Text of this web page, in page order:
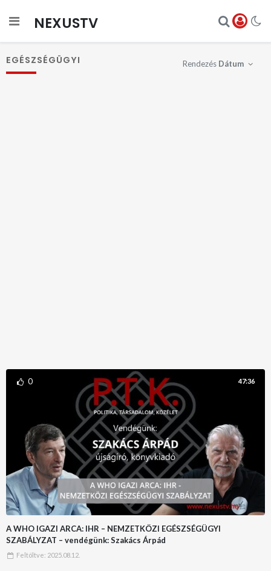
NEXUSTV
EGÉSZSÉGÜGYI Rendezés Dátum
47:36
0
A WHO IGAZI ARCA: IHR – NEMZETKÖZI EGÉSZSÉGÜGYI
SZABÁLYZAT – vendégünk: Szakács Árpád
Feltöltve: 2025.08.12.